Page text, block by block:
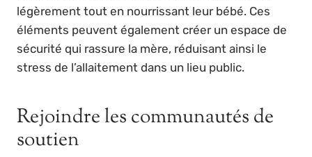
légèrement tout en nourrissant leur bébé. Ces
éléments peuvent également créer un espace de
sécurité qui rassure la mère, réduisant ainsi le
stress de l’allaitement dans un lieu public.
Rejoindre les communautés de
soutien